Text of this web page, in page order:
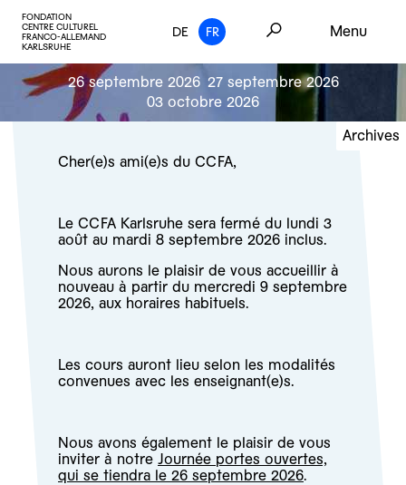
FONDATION
CENTRE CULTUREL
FRANCO-ALLEMAND
KARLSRUHE
DE FR Menu
26 septembre 2026 27 septembre 2026
03 octobre 2026
Archives
Cher(e)s ami(e)s du CCFA,
Le CCFA Karlsruhe sera fermé du lundi 3
août au mardi 8 septembre 2026 inclus.
Nous aurons le plaisir de vous accueillir à
nouveau à partir du mercredi 9 septembre
2026, aux horaires habituels.
Les cours auront lieu selon les modalités
convenues avec les enseignant(e)s.
Nous avons également le plaisir de vous
inviter à notre Journée portes ouvertes,
qui se tiendra le 26 septembre 2026.